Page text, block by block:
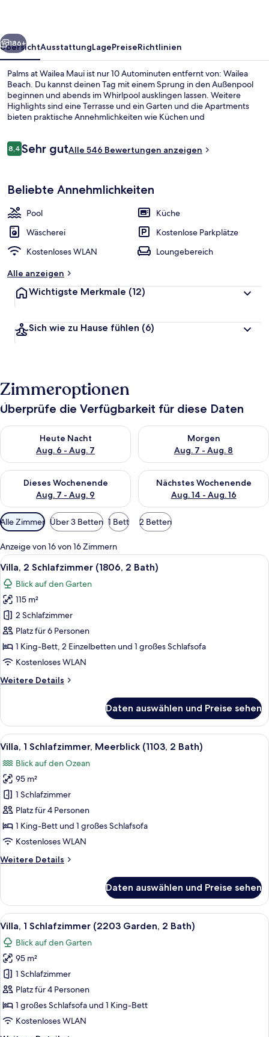
Weiter
186+
ÜbersichtAusstattungLagePreiseRichtlinien
Palms at Wailea Maui ist nur 10 Autominuten entfernt von: Wailea
Beach. Du kannst deinen Tag mit einem Sprung in den Außenpool
beginnen und abends im Whirlpool ausklingen lassen. Weitere
Highlights sind eine Terrasse und ein Garten und die Apartments
bieten praktische Annehmlichkeiten wie Küchen und
Bewertungen
8,48,4 von 10.
Sehr gutAlle 546 Bewertungen anzeigen
Beliebte Annehmlichkeiten
Pool
Küche
Wäscherei
Kostenlose Parkplätze
Kostenloses WLAN
Loungebereich
Alle anzeigen
Wichtigste Merkmale (12)
Sich wie zu Hause fühlen (6)
Zimmeroptionen
Überprüfe die Verfügbarkeit für diese Daten
Heute Nacht
Aug. 6 - Aug. 7
Überprüfe die Verfügbarkeit für heute Nacht, Aug. 6 - Aug. 7.
Morgen
Aug. 7 - Aug. 8
Überprüfe die Verfügbarkeit
Dieses Wochenende
Aug. 7 - Aug. 9
Überprüfe die Verfügbarkeit für dieses Wochenende, Aug. 7
Nächstes Wochenende
Aug. 14 - Aug. 16
Überprüfe die Verfügbarkeit
Verfügbare
Filter
für
Zimmer
Alle Zimmer Über 3 Betten 1 Bett 2 Betten
Anzeige von 16 von 16 Zimmern
Alle
Fotos
für
Villa,
2 Schlafzimmer
(1806,
2
Bath)
Ein großzügiger Wohnbereich mit
12
Villa, 2 Schlafzimmer (1806, 2 Bath)
Blick auf den Garten
115 m²
2 Schlafzimmer
Platz für 6 Personen
1 King-Bett, 2 Einzelbetten und 1 großes Schlafsofa
Kostenloses WLAN
Weitere Details
Weitere
2 Schlafzimmer
(1806,
2
Daten auswählen und Preise sehen
Alle
Fotos
für
Villa,
Schlafzimmer,
Meerblick
(1103,
Bath)
Ein geräumiges Wohnzimmer mit
7
Villa, 1 Schlafzimmer, Meerblick (1103, 2 Bath)
Blick auf den Ozean
95 m²
1 Schlafzimmer
Platz für 4 Personen
1 King-Bett und 1 großes Schlafsofa
Kostenloses WLAN
Weitere Details
Weitere
1
Schlafzimmer,
Meerblick
(1103,
2
Bath)
Daten auswählen und Preise sehen
Alle
Fotos
für
Villa,
Schlafzimmer
(2203
Garden,
Ein geräumiges Wohnzimmer mit
7
Villa, 1 Schlafzimmer (2203 Garden, 2 Bath)
Blick auf den Garten
95 m²
1 Schlafzimmer
Platz für 4 Personen
1 großes Schlafsofa und 1 King-Bett
Kostenloses WLAN